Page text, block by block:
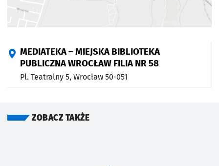
MEDIATEKA – MIEJSKA BIBLIOTEKA
PUBLICZNA WROCŁAW FILIA NR 58
Pl. Teatralny 5, Wrocław 50-051
ZOBACZ TAKŻE